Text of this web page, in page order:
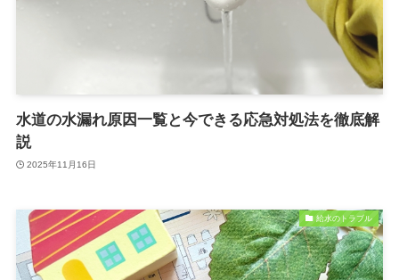
水道の水漏れ原因一覧と今できる応急対処法を徹底解
説
2025年11月16日
給水のトラブル